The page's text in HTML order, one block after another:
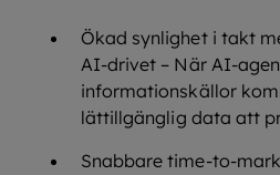
Ökad synlighet i takt
AI-drivet – När AI-
informationskällor
lättillgänglig data att
Snabbare time-to-